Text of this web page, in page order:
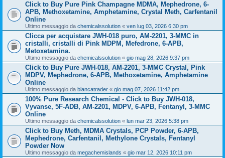
Click to Buy Pure Pink Champagne MDMA, Mephedrone, 6-
APB, Methoxetamine, Amphetamine, Crystal Meth, Carfentanil
Online
Ultimo messaggio da chemicalssolution « ven lug 03, 2026 6:30 pm
Clicca per acquistare JWH-018 puro, AM-2201, 3-MMC in
cristalli, cristalli di Pink MDPM, Mefedrone, 6-APB,
Metoxetamina.
Ultimo messaggio da chemicalssolution « gio mag 28, 2026 9:37 pm
Click to Buy Pure JWH-018, AM-2201, 3-MMC Crystal, Pink
MDPV, Mephedrone, 6-APB, Methoxetamine, Amphetamine
Online
Ultimo messaggio da blancatrader « gio mag 07, 2026 11:42 pm
100% Pure Research Chemical - Click to Buy JWH-018,
Vyvanse, 5F-ADB, AM-2201, MDPV, 6-APB, Fentanyl, 3-MMC
Online
Ultimo messaggio da chemicalssolution « lun mar 23, 2026 5:38 pm
Click to Buy Meth, MDMA Crystals, PCP Powder, 6-APB,
Mephedrone, Carfentanil, Methylone Crystals, Fentanyl
Powder Now
Ultimo messaggio da megachemislands « gio mar 12, 2026 10:11 pm